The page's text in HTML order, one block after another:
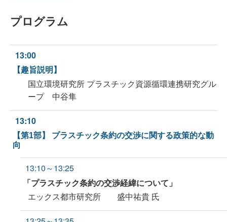
プログラム
13:00
【趣旨説明】
国立環境研究所 プラスチック資源循環連携研究グル
ープ 中谷隼
13:10
【第1部】 プラスチック条約の交渉に関する政策的な動
向
13:10～13:25
「プラスチック条約の交渉経緯について」
エックス都市研究所 盛中祐貴 氏